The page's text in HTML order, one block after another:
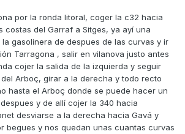
por la ronda litoral, coger la c32 hacia
costas del Garraf a Sitges, ya ayí una
gasolinera de despues de las curvas y ir
Tarragona , salir en vilanova justo antes
cojer la salida de la izquierda y seguir
Arboç, girar a la derecha y todo recto
hasta el Arboç donde se puede hacer un
y de allí cojer la 340 hacia
desviarse a la derecha hacia Gavá y
begues y nos quedan unas cuantas curvas